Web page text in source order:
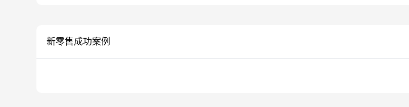
新零售成功案例